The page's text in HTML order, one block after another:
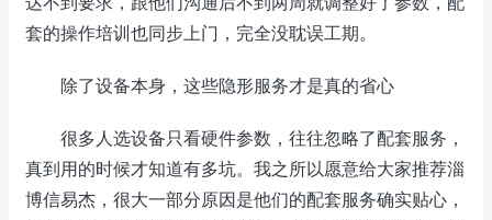
套的操作培训也同步上门，完全没耽误工期。
除了设备本身，这些隐形服务才是真的省心
很多人选设备只看硬件参数，往往忽略了配套服务，
真到用的时候才知道有多坑。我之所以愿意给大家推荐淄
博信易杰，很大一部分原因是他们的配套服务确实贴心，